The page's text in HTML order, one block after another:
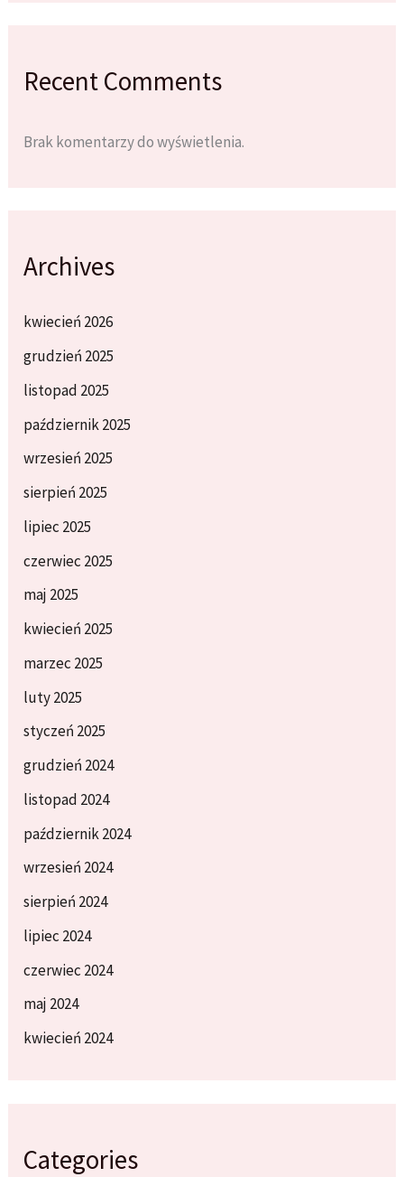
Recent Comments
Brak komentarzy do wyświetlenia.
Archives
kwiecień 2026
grudzień 2025
listopad 2025
październik 2025
wrzesień 2025
sierpień 2025
lipiec 2025
czerwiec 2025
maj 2025
kwiecień 2025
marzec 2025
luty 2025
styczeń 2025
grudzień 2024
listopad 2024
październik 2024
wrzesień 2024
sierpień 2024
lipiec 2024
czerwiec 2024
maj 2024
kwiecień 2024
Categories